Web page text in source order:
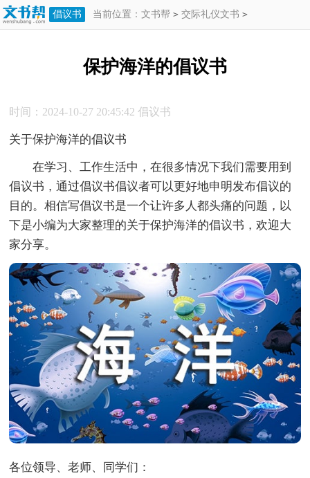
倡议书 当前位置： 文书帮 > 交际礼仪文书 >
保护海洋的倡议书
时间：2024-10-27 20:45:42倡议书
关于保护海洋的倡议书
在学习、工作生活中，在很多情况下我们需要用到
倡议书，通过倡议书倡议者可以更好地申明发布倡议的
目的。相信写倡议书是一个让许多人都头痛的问题，以
下是小编为大家整理的关于保护海洋的倡议书，欢迎大
家分享。
各位领导、老师、同学们：